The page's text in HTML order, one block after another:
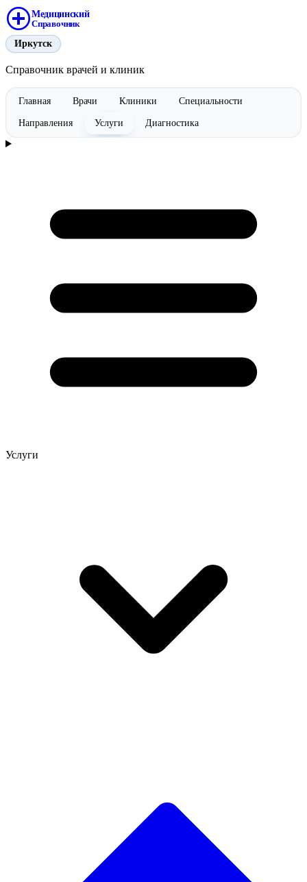
Медицинский
Справочник
Иркутск
Справочник врачей и клиник
Главная Врачи Клиники Специальности
Направления Услуги Диагностика
Услуги